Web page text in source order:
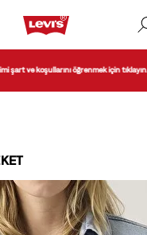
şart ve koşullarını öğrenmek için tıklayın.